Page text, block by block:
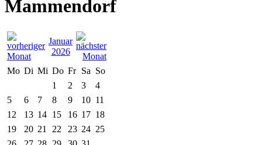
Mammendorf
Januar
2026
Mo Di Mi Do Fr Sa So
1
2 3
4
5
6 7 8 9 10 11
12
13 14 15 16 17 18
19
20 21 22 23 24 25